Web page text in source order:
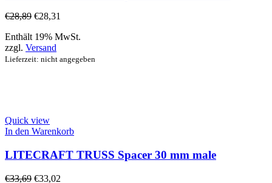
€28,89 €28,31
Enthält 19% MwSt.
zzgl. Versand
Lieferzeit: nicht angegeben
Quick view
In den Warenkorb
LITECRAFT TRUSS Spacer 30 mm male
€33,69 €33,02